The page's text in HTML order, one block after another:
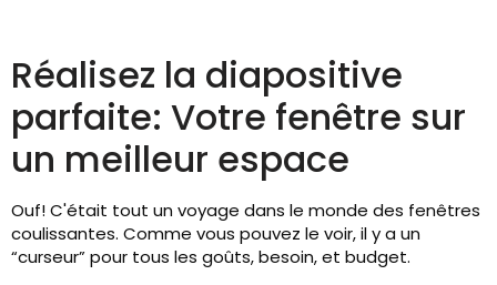
Réalisez la diapositive
parfaite: Votre fenêtre sur
un meilleur espace
Ouf! C'était tout un voyage dans le monde des fenêtres
coulissantes. Comme vous pouvez le voir, il y a un
“curseur” pour tous les goûts, besoin, et budget.